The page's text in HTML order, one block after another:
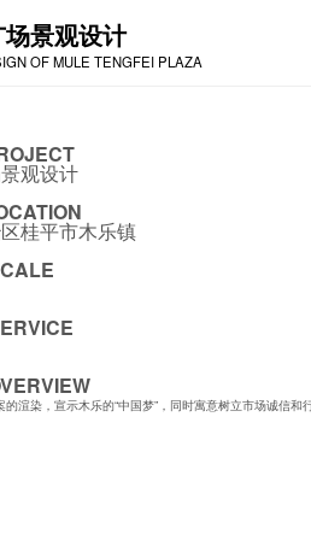
景观设计
OF MULE TENGFEI PLAZA
观设计
桂平市木乐镇
渲染，宣示木乐的“中国梦”，同时寓意树立市场诚信和